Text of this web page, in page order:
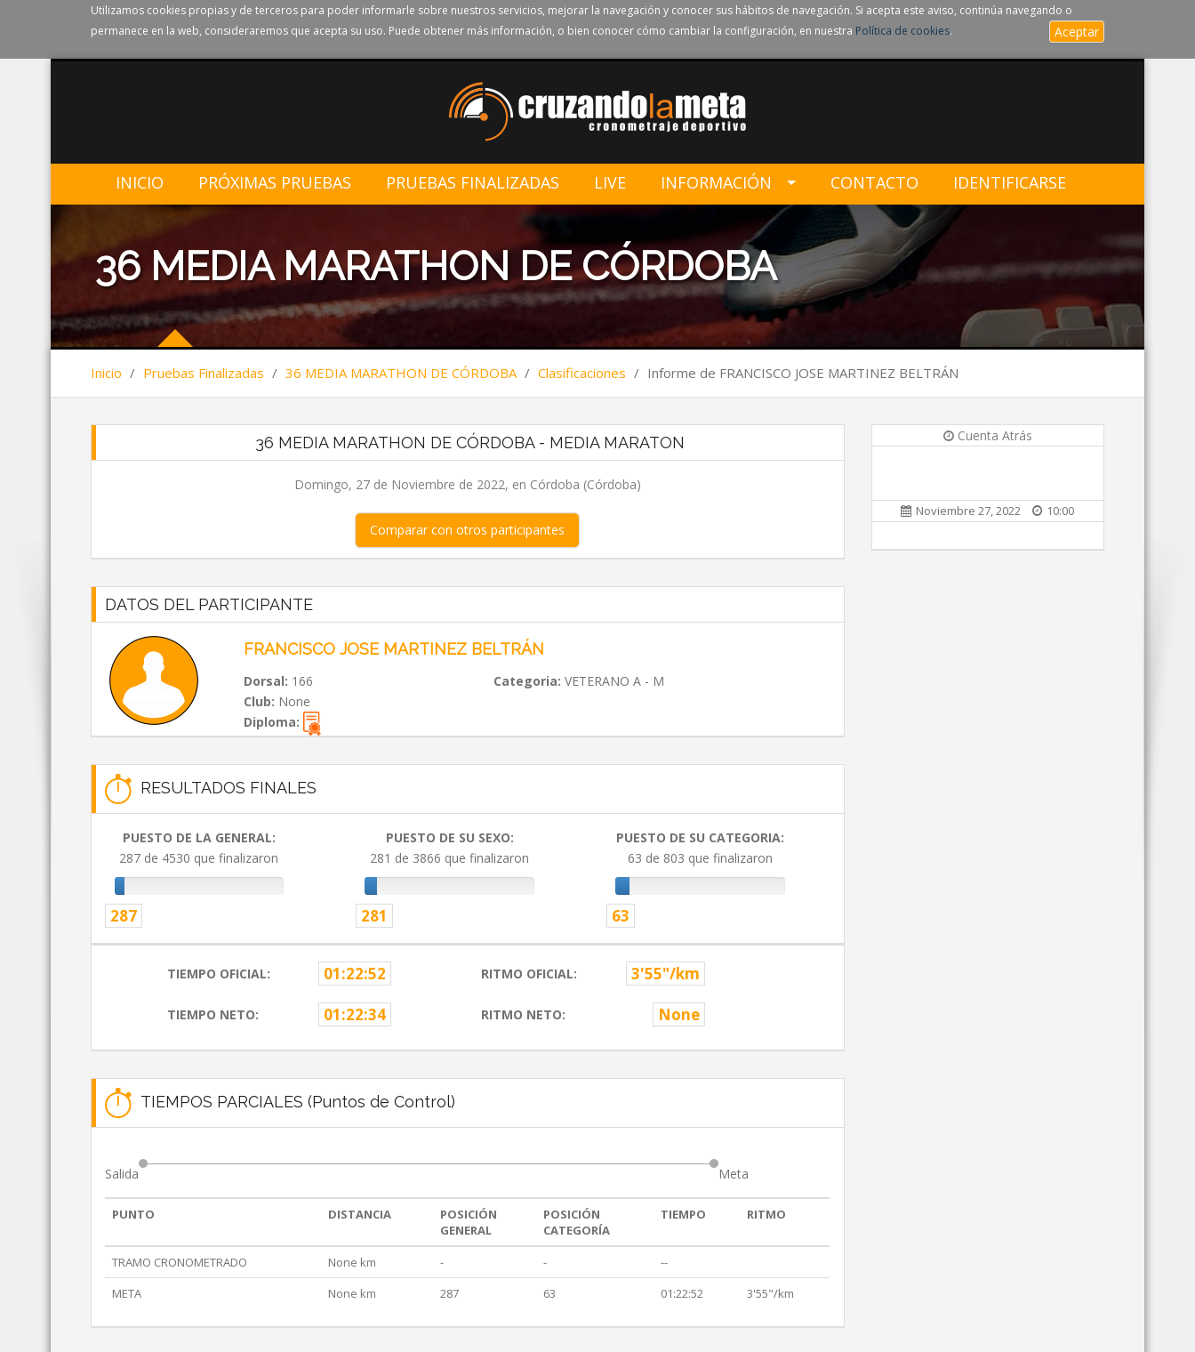
Utilizamos cookies propias y de terceros para poder informarle sobre nuestros servicios, mejorar la navegación y conocer sus hábitos de navegación. Si acepta este aviso, continúa navegando o
permanece en la web, consideraremos que acepta su uso. Puede obtener más información, o bien conocer cómo cambiar la configuración, en nuestra Política de cookies. Aceptar
INICIO PRÓXIMAS PRUEBAS PRUEBAS FINALIZADAS LIVE INFORMACIÓN CONTACTO IDENTIFICARSE
36 MEDIA MARATHON DE CÓRDOBA
Inicio / Pruebas Finalizadas / 36 MEDIA MARATHON DE CÓRDOBA / Clasificaciones / Informe de FRANCISCO JOSE MARTINEZ BELTRÁN
36 MEDIA MARATHON DE CÓRDOBA - MEDIA MARATON
Domingo, 27 de Noviembre de 2022, en Córdoba (Córdoba)
Comparar con otros participantes
DATOS DEL PARTICIPANTE
FRANCISCO JOSE MARTINEZ BELTRÁN
Dorsal: 166 Categoria: VETERANO A - M
Club: None
Diploma:
RESULTADOS FINALES
PUESTO DE LA GENERAL:
287 de 4530 que finalizaron
287
PUESTO DE SU SEXO:
281 de 3866 que finalizaron
281
PUESTO DE SU CATEGORIA:
63 de 803 que finalizaron
63
TIEMPO OFICIAL: 01:22:52 RITMO OFICIAL: 3'55"/km
TIEMPO NETO: 01:22:34 RITMO NETO: None
TIEMPOS PARCIALES (Puntos de Control)
Salida Meta
PUNTO DISTANCIA
POSICIÓN
GENERAL
POSICIÓN
CATEGORÍA
TIEMPO RITMO
TRAMO CRONOMETRADO None km - -
--
META
None km 287 63 01:22:52 3'55"/km
Cuenta Atrás
Noviembre 27, 2022 10:00